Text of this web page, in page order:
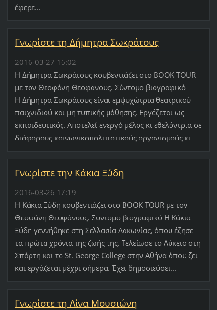
έφερε...
Γνωρίστε τη Δήμητρα Σωκράτους
2016-03-27 16:02
Η Δήμητρα Σωκράτους κουβεντιάζει στο BOOK TOUR
με τον Θεοφάνη Θεοφάνους. Σύντομο βιογραφικό
Η Δήμητρα Σωκράτους είναι εμψυχώτρια θεατρικού
παιχνιδιού και μη τυπικής μάθησης. Εργάζεται ως
εκπαιδευτικός. Αποτελεί ενεργό μέλος κι εθελόντρια σε
διάφορους κοινωνικοπολιτιστικούς οργανισμούς κι...
Γνωρίστε την Κάκια Ξύδη
2016-03-26 17:19
Η Κάκια Ξύδη κουβεντιάζει στο BOOK TOUR με τον
Θεοφάνη Θεοφάνους. Συντομο βιογραφικό Η Κάκια
Ξύδη γεννήθηκε στη Σελλασία Λακωνίας, όπου έζησε
τα πρώτα χρόνια της ζωής της. Τελείωσε το Λύκειο στη
Σπάρτη και το St. George College στην Αθήνα όπου ζει
και εργάζεται μέχρι σήμερα. Έχει δημοσιεύσει...
Γνωρίστε τη Λίνα Μουσιώνη